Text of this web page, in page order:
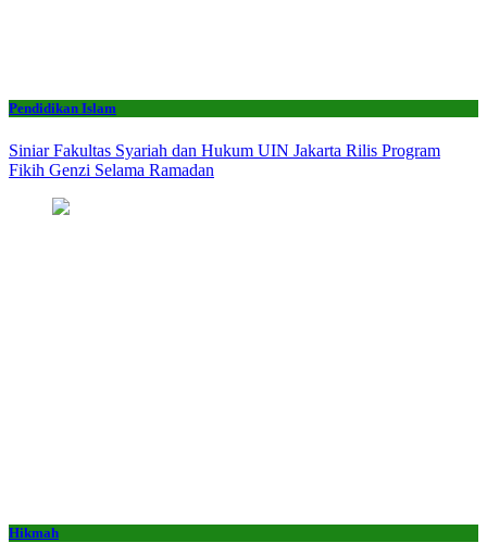
Pendidikan Islam
Siniar Fakultas Syariah dan Hukum UIN Jakarta Rilis Program
Fikih Genzi Selama Ramadan
Hikmah